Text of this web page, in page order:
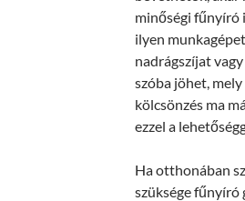
minőségi fűnyíró
ilyen
nadrágszíjat
szóba jöhet,
kölcsönzés ma
ezzel a
Ha otthonában
szüksége fűnyíró